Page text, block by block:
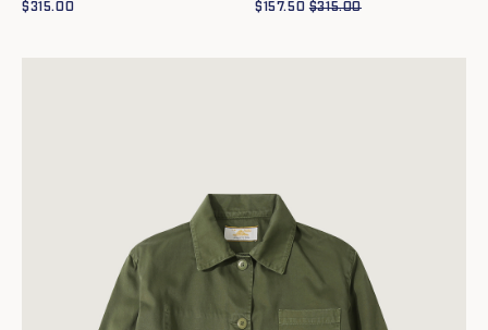
$315.00 $157.50 $315.00